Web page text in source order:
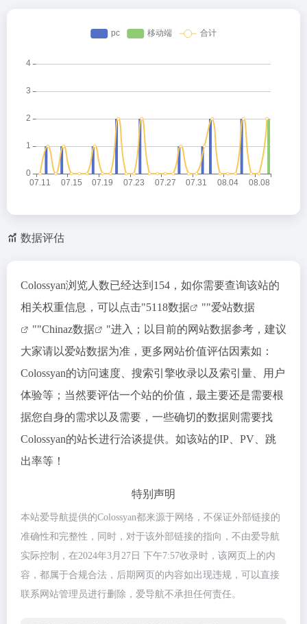
数据评估
Colossyan浏览人数已经达到154，如你需要查询该站的
相关权重信息，可以点击"5118数据 ""爱站数据
""Chinaz数据
"进入；以目前的网站数据参考，建议
大家请以爱站数据为准，更多网站价值评估因素如：
Colossyan的访问速度、搜索引擎收录以及索引量、用户
体验等；当然要评估一个站的价值，最主要还是需要根
据您自身的需求以及需要，一些确切的数据则需要找
Colossyan的站长进行洽谈提供。如该站的IP、PV、跳
出率等！
特别声明
本站爱导航提供的Colossyan都来源于网络，不保证外部链接的
准确性和完整性，同时，对于该外部链接的指向，不由爱导航
实际控制，在2024年3月27日 下午7:57收录时，该网页上的内
容，都属于合规合法，后期网页的内容如出现违规，可以直接
联系网站管理员进行删除，爱导航不承担任何责任。